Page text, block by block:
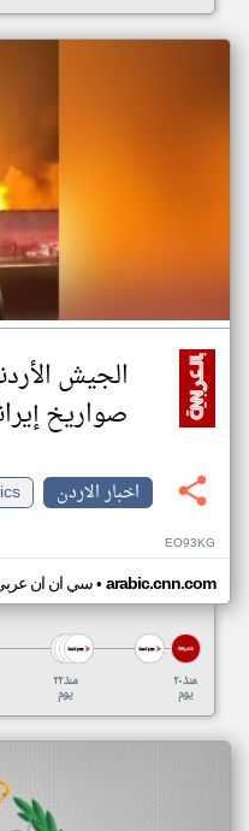
الجيش
صواريخ
اخبار الاردن
EO93KG
سي ان ان• arabic.cnn.com
منذ ٢٢
يوم
منذ ٢٠
يوم